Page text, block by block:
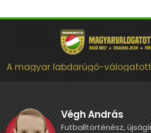
A magyar labdarúgó-
Végh András
Futballtörténész,